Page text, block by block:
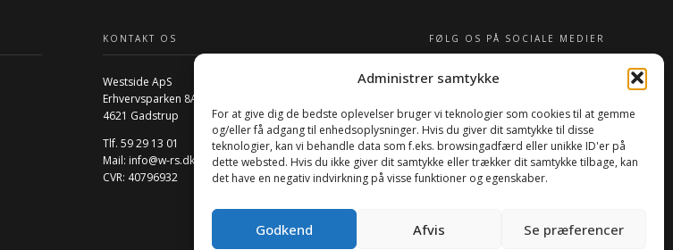
Administrer samtykke
For at give dig de bedste oplevelser bruger vi teknologier som cookies til at gemme
og/eller få adgang til enhedsoplysninger. Hvis du giver dit samtykke til disse
teknologier, kan vi behandle data som f.eks. browsingadfærd eller unikke ID'er på
dette websted. Hvis du ikke giver dit samtykke eller trækker dit samtykke tilbage, kan
det have en negativ indvirkning på visse funktioner og egenskaber.
Godkend Afvis Se præferencer
KONTAKT OS
Westside ApS
Erhvervsparken 8A
4621 Gadstrup
Tlf. 59 29 13 01
Mail: info@w-rs.dk
CVR: 40796932
FØLG OS PÅ SOCIALE MEDIER